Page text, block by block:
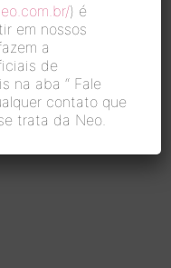
da Neo.
da Neo:
) é
em nossos
a
de
na aba “ Fale
contato que
trata da Neo.